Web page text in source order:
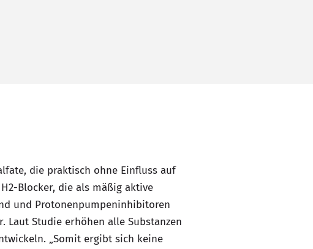
die praktisch ohne Einfluss auf
Blocker, die als mäßig aktive
und Protonenpumpeninhibitoren
Laut Studie erhöhen alle Substanzen
„Somit ergibt sich keine